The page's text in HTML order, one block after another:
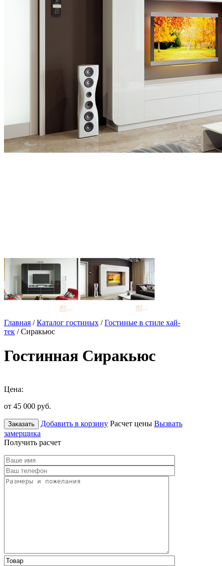
Главная /Каталог гостиных /Гостиные в стиле хай-
тек / Сиракьюс
Гостинная Сиракьюс
Цена:
от 45 000 руб.
Заказать Добавить в корзину Расчет цены Вызвать
замерщика
Получить расчет